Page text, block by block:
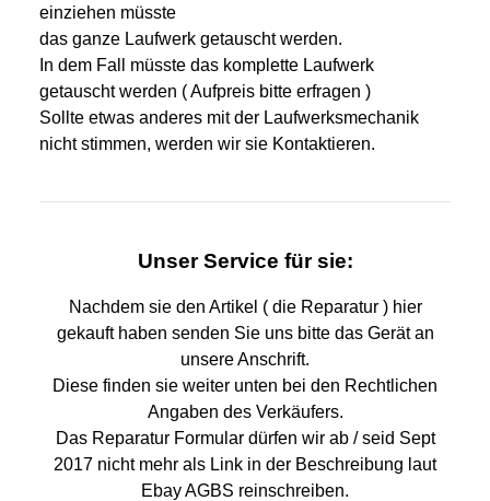
einziehen müsste
das ganze Laufwerk getauscht werden.
In dem Fall müsste das komplette Laufwerk
getauscht werden ( Aufpreis bitte erfragen )
Sollte etwas anderes mit der Laufwerksmechanik
nicht stimmen, werden wir sie Kontaktieren.
Unser Service für sie:
Nachdem sie den Artikel ( die Reparatur ) hier
gekauft haben senden Sie uns bitte das Gerät an
unsere Anschrift.
Diese finden sie weiter unten bei den Rechtlichen
Angaben des Verkäufers.
Das Reparatur Formular dürfen wir ab / seid Sept
2017 nicht mehr als Link in der Beschreibung laut
Ebay AGBS reinschreiben.